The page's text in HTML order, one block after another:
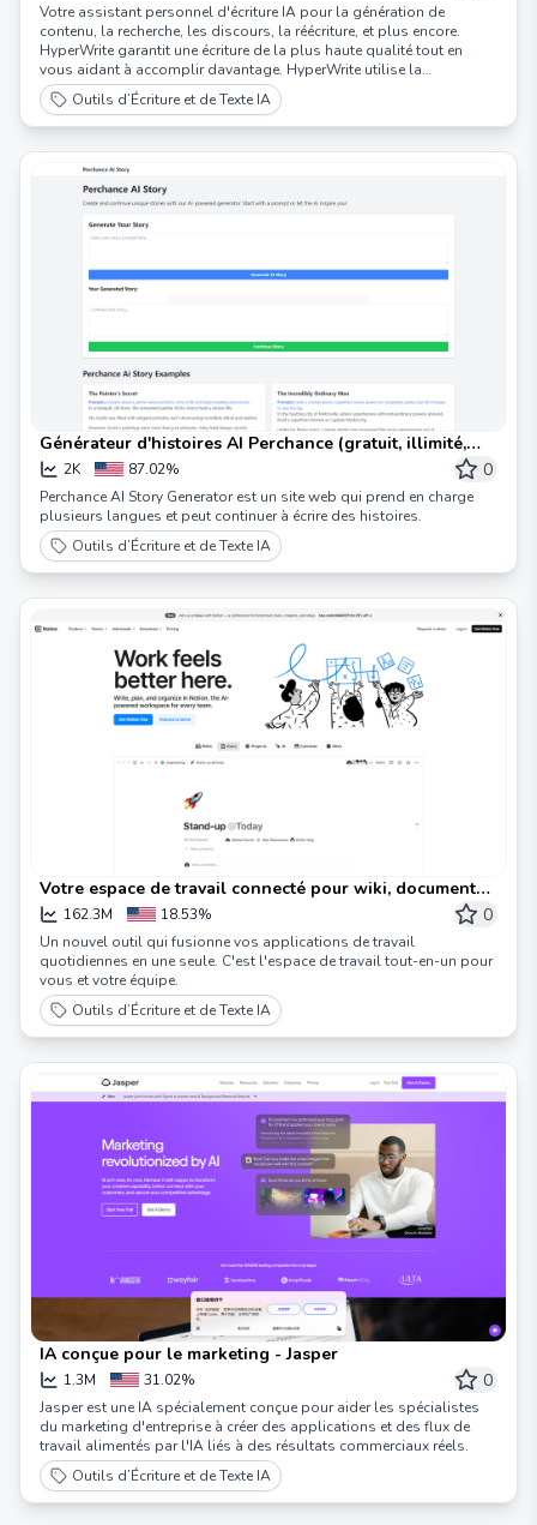
Votre assistant personnel d'écriture IA pour la génération de
contenu, la recherche, les discours, la réécriture, et plus encore.
HyperWrite garantit une écriture de la plus haute qualité tout en
vous aidant à accomplir davantage. HyperWrite utilise la
technologie d'intelligence artificielle la plus puissante au monde
pour vous aider à travailler plus intelligemment, plus rapidement et
avec aisance. Des centaines d'outils IA pour transformer votre
écrivain IA et notre nouvel assistant personnel IA pour découvrir
comment l'IA peut transformer votre travail.
Outils d’Écriture et de Texte IA
Générateur d'histoires AI Perchance (gratuit, illimité,
sans inscription)
2K 87.02% 0
Perchance AI Story Generator est un site web qui prend en charge
plusieurs langues et peut continuer à écrire des histoires.
Outils d’Écriture et de Texte IA
Votre espace de travail connecté pour wiki, documents
et projets | Notion
162.3M 18.53% 0
Un nouvel outil qui fusionne vos applications de travail
quotidiennes en une seule. C'est l'espace de travail tout-en-un pour
vous et votre équipe.
Outils d’Écriture et de Texte IA
IA conçue pour le marketing - Jasper
1.3M 31.02% 0
Jasper est une IA spécialement conçue pour aider les spécialistes
du marketing d'entreprise à créer des applications et des flux de
travail alimentés par l'IA liés à des résultats commerciaux réels.
Outils d’Écriture et de Texte IA